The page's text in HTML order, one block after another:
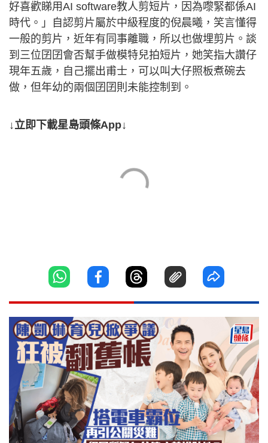
好喜歡睇用AI software教人剪短片，因為嚟緊都係AI
時代。」自認剪片屬於中級程度的倪晨曦，笑言懂得
一般的剪片，近年有同事離職，所以也做埋剪片。談
到三位囝囝會否幫手做模特兒拍短片，她笑指大讚仔
現年五歲，自己擺出甫士，可以叫大仔照板煮碗去
做，但年幼的兩個囝囝則未能控制到。
↓立即下載星島頭條App↓